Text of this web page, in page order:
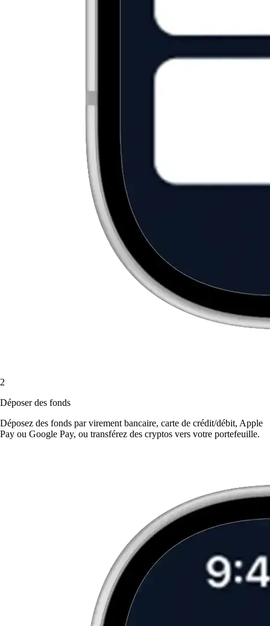
2
Déposer des fonds
Déposez des fonds par virement bancaire, carte de crédit/débit, Apple
Pay ou Google Pay, ou transférez des cryptos vers votre portefeuille.